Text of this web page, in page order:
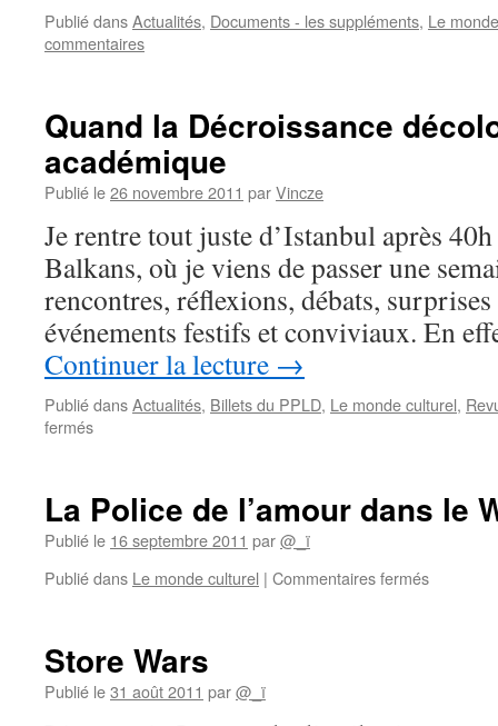
Publié dansActualités, Documents - les suppléments, Le
commentaires
Quand la Décroissance
académique
Publié le26 novembre 2011 parVincze
Je rentre tout juste d’Istanbul après
Balkans, où je viens de passer une
rencontres, réflexions, débats,
événements festifs et conviviaux. En
Continuer la lecture →
Publié dansActualités, Billets du PPLD, Le monde culturel,
ferméssur
décolonise
le
académique
La Police de l’amour dans le
Publié le 16 septembre 2011 par@_ï
Publié dans Le monde culturel | Commentaires ferméssur
Store Wars
Publié le31 août 2011 par@_ï